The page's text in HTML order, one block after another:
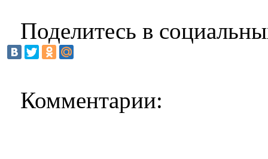
Поделитесь в
Комментарии: